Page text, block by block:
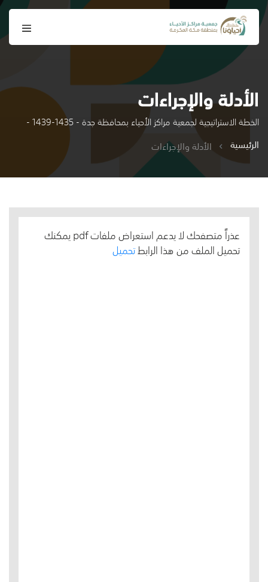
الأدلة والإجراءات
الخطة الاستراتيجية لجمعية مراكز الأحياء بمحافظة جدة - 1435-1439 -
الرئيسية
الأدلة والإجراءات
عذراً متصفحك لا يدعم استعراض ملفات pdf يمكنك
تحميل الملف من هذا الرابطتحميل